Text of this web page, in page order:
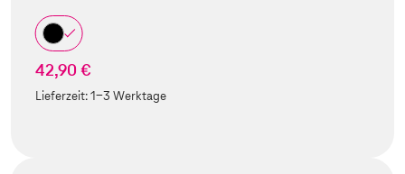
42,90 €
Lieferzeit:1-3 Werktage